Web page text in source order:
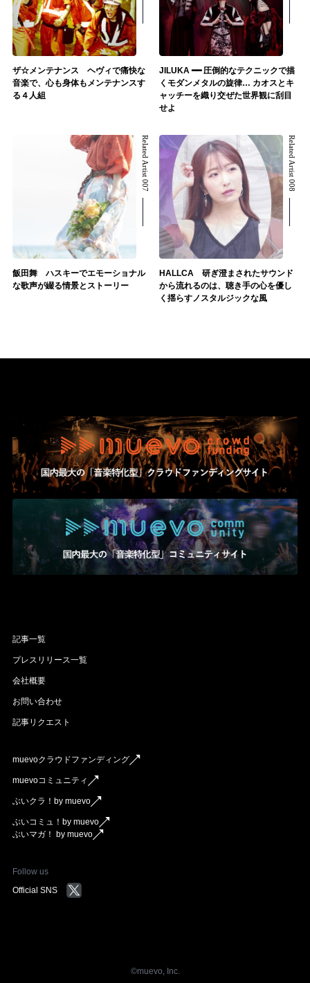
ザ☆メンテナンス ヘヴィで痛快な
音楽で、心も身体もメンテナンスす
る４人組
JILUKA ━━ 圧倒的なテクニックで描
くモダンメタルの旋律… カオスとキ
ャッチーを織り交ぜた世界観に刮目
せよ
Related Artist 007
飯田舞 ハスキーでエモーショナル
な歌声が綴る情景とストーリー
Related Artist 008
HALLCA 研ぎ澄まされたサウンド
から流れるのは、聴き手の心を優し
く揺らすノスタルジックな風
記事一覧
プレスリリース一覧
会社概要
お問い合わせ
記事リクエスト
muevoクラウドファンディング
muevoコミュニティ
ぶいクラ！by muevo
ぶいコミュ！by muevo
ぶいマガ！ by muevo
Follow us
Official SNS
©︎muevo, Inc.